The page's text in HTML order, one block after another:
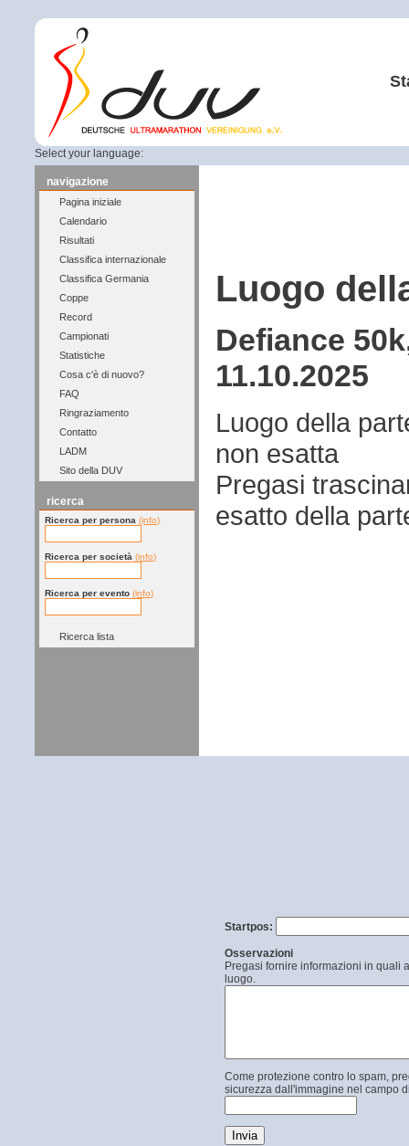
Select your language:
navigazione
Pagina iniziale
Calendario
Risultati
Classifica internazionale
Classifica Germania
Coppe
Record
Campionati
Statistiche
Cosa c'è di nuovo?
FAQ
Ringraziamento
Contatto
LADM
Sito della DUV
ricerca
Ricerca per persona (info)
Ricerca per società (info)
Ricerca per evento (info)
Ricerca lista
Luogo
Defiance
11.10.2025
Luogo della
non esatta
Pregasi
esatto della
Startpos:
Osservazioni
Pregasi fornire informazioni in quali
luogo.
Come protezione contro lo spam,
sicurezza dall'immagine nel campo